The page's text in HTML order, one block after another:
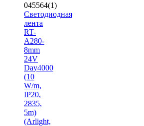
045564(1)
Светодиодная
лента
RT-
A280-
8mm
24V
Day4000
(10
W/m,
IP20,
2835,
5m)
(Arlight,